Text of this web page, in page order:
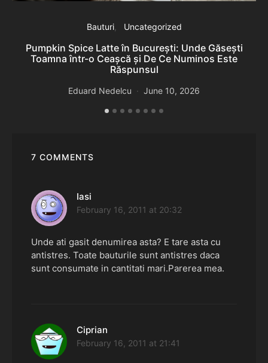
Bauturi Uncategorized
Pumpkin Spice Latte în București: Unde Găsești
Toamna într-o Ceașcă și De Ce Numinos Este
Răspunsul
Eduard Nedelcu June 10, 2026
7 COMMENTS
Iasi
February 16, 2011 at 20:32
Unde ati gasit denumirea asta? E tare asta cu
antistres. Toate bauturile sunt antistres daca
sunt consumate in cantitati mari.Parerea mea.
Ciprian
February 16, 2011 at 21:41